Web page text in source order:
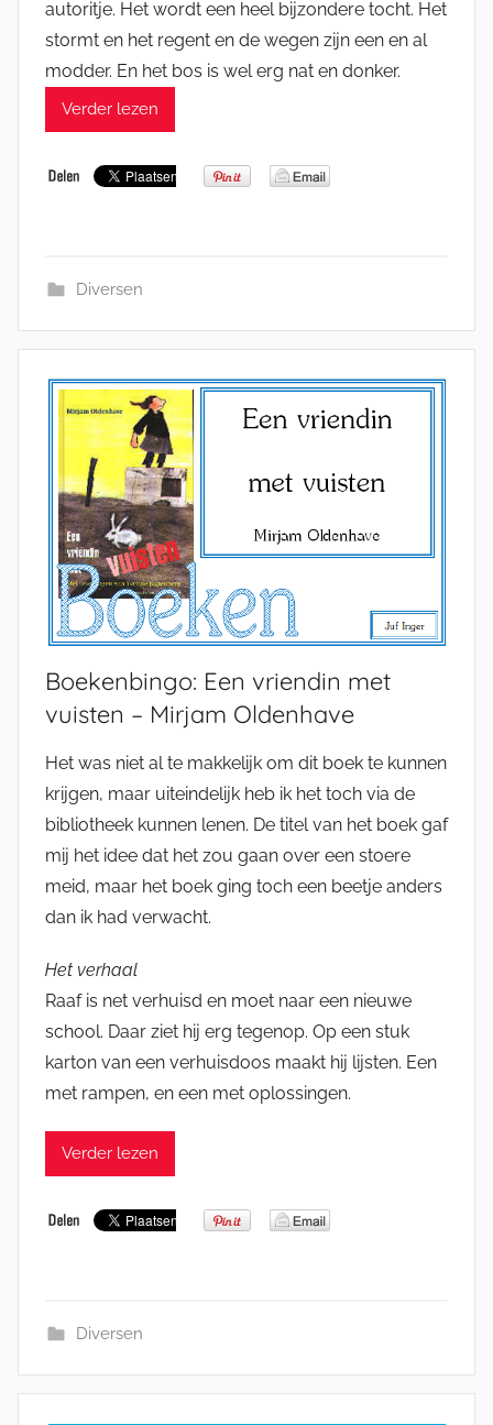
autoritje. Het wordt een heel bijzondere tocht. Het
stormt en het regent en de wegen zijn een en al
modder. En het bos is wel erg nat en donker.
Verder lezen
Diversen
Boekenbingo: Een vriendin met
vuisten – Mirjam Oldenhave
Het was niet al te makkelijk om dit boek te kunnen
krijgen, maar uiteindelijk heb ik het toch via de
bibliotheek kunnen lenen. De titel van het boek gaf
mij het idee dat het zou gaan over een stoere
meid, maar het boek ging toch een beetje anders
dan ik had verwacht.
Het verhaal
Raaf is net verhuisd en moet naar een nieuwe
school. Daar ziet hij erg tegenop. Op een stuk
karton van een verhuisdoos maakt hij lijsten. Een
met rampen, en een met oplossingen.
Verder lezen
Diversen